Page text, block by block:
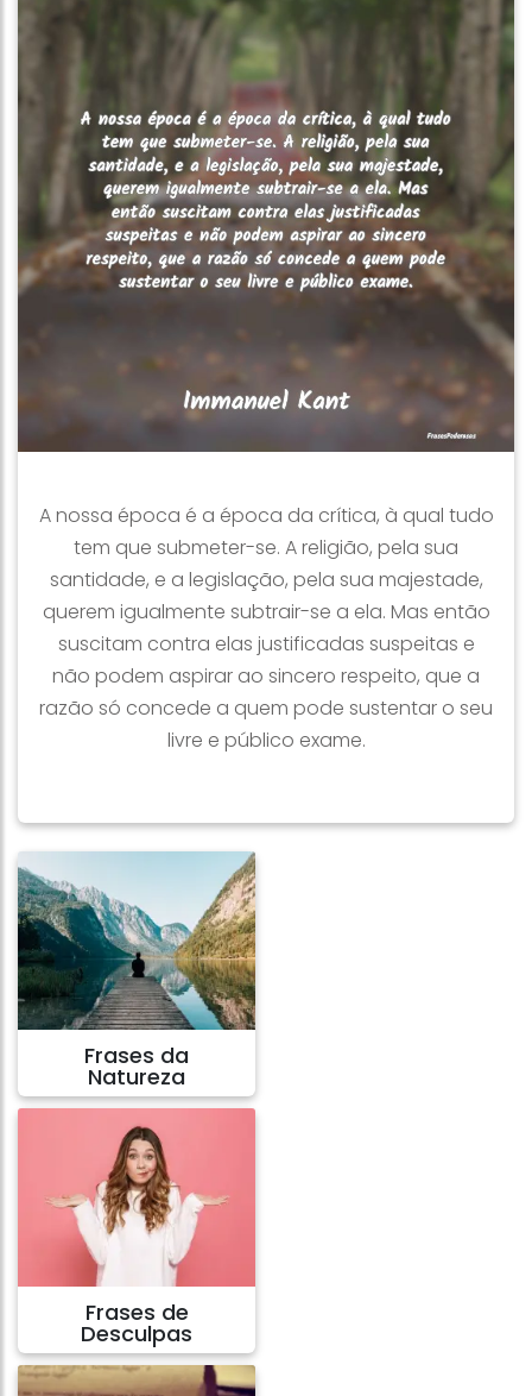
A nossa época é a época da crítica, à qual tudo
tem que submeter-se. A religião, pela sua
santidade, e a legislação, pela sua majestade,
querem igualmente subtrair-se a ela. Mas então
suscitam contra elas justificadas suspeitas e
não podem aspirar ao sincero respeito, que a
razão só concede a quem pode sustentar o seu
livre e público exame.
Frases da
Natureza
Frases de
Desculpas